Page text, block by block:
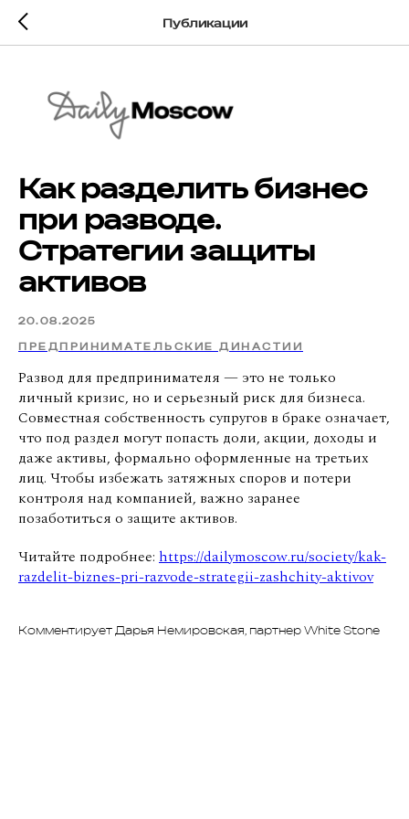
Публикации
Как разделить бизнес
при разводе.
Стратегии защиты
активов
20.08.2025
ПРЕДПРИНИМАТЕЛЬСКИЕ ДИНАСТИИ
Развод для предпринимателя — это не только
личный кризис, но и серьезный риск для бизнеса.
Совместная собственность супругов в браке означает,
что под раздел могут попасть доли, акции, доходы и
даже активы, формально оформленные на третьих
лиц. Чтобы избежать затяжных споров и потери
контроля над компанией, важно заранее
позаботиться о защите активов.
Читайте подробнее: https://dailymoscow.ru/society/kak-
razdelit-biznes-pri-razvode-strategii-zashchity-aktivov
Комментирует Дарья Немировская, партнер White Stone